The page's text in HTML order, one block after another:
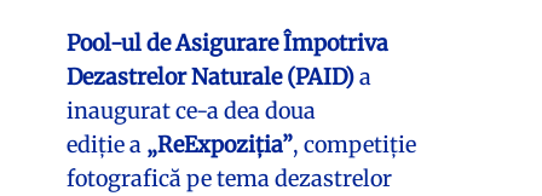
Pool-ul de Asigurare Împotriva
Dezastrelor Naturale (PAID)a
inaugurat ce-a dea doua
ediție a „ReExpoziția”, competiție
fotografică pe tema dezastrelor